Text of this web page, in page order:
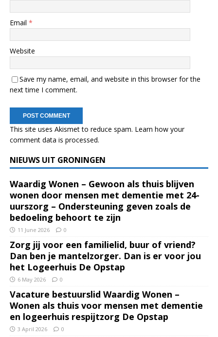
Email *
Website
Save my name, email, and website in this browser for the
next time I comment.
This site uses Akismet to reduce spam. Learn how your
comment data is processed.
NIEUWS UIT GRONINGEN
Waardig Wonen – Gewoon als thuis blijven
wonen door mensen met dementie met 24-
uurszorg – Ondersteuning geven zoals de
bedoeling behoort te zijn
11 June 2026 0
Zorg jij voor een familielid, buur of vriend?
Dan ben je mantelzorger. Dan is er voor jou
het Logeerhuis De Opstap
6 May 2026 0
Vacature bestuurslid Waardig Wonen –
Wonen als thuis voor mensen met dementie
en logeerhuis respijtzorg De Opstap
3 April 2026 0